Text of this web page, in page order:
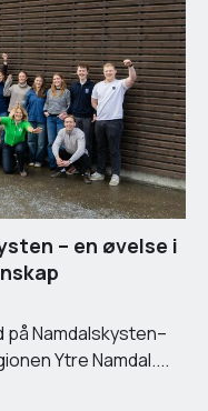
– en øvelse i
Namdalskysten–
Ytre Namdal....